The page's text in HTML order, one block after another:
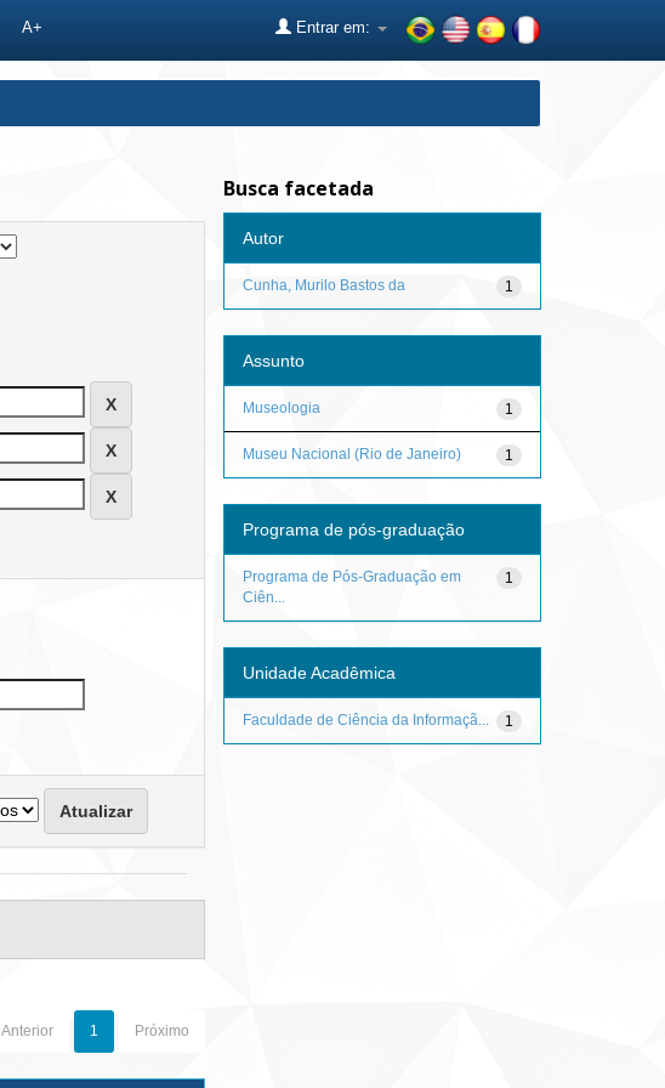
A+ Entrar em:
Anterior 1 Próximo
Busca facetada
Autor
1
Cunha, Murilo Bastos da
Assunto
1
Museologia
1
Museu Nacional (Rio de Janeiro)
Programa de pós-graduação
1
Programa de Pós-Graduação em
Ciên...
Unidade Acadêmica
1
Faculdade de Ciência da Informaçã...